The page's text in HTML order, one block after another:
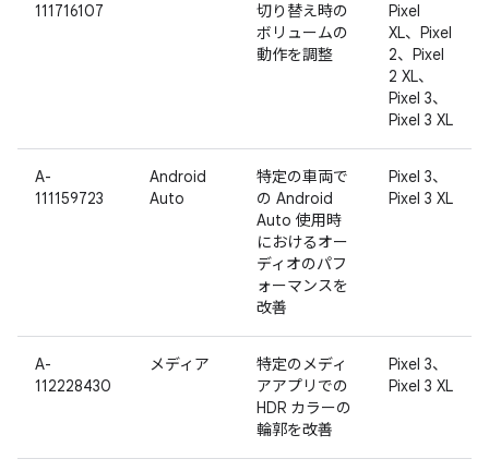
111716107
切り替え時の
ボリュームの
動作を調整
Pixel
XL、Pixel
2、Pixel
2 XL、
Pixel 3、
Pixel 3 XL
A-
111159723
Android
Auto
特定の車両で
の Android
Auto 使用時
におけるオー
ディオのパフ
ォーマンスを
改善
Pixel 3、
Pixel 3 XL
A-
112228430
メディア
特定のメディ
アアプリでの
HDR カラーの
輪郭を改善
Pixel 3、
Pixel 3 XL